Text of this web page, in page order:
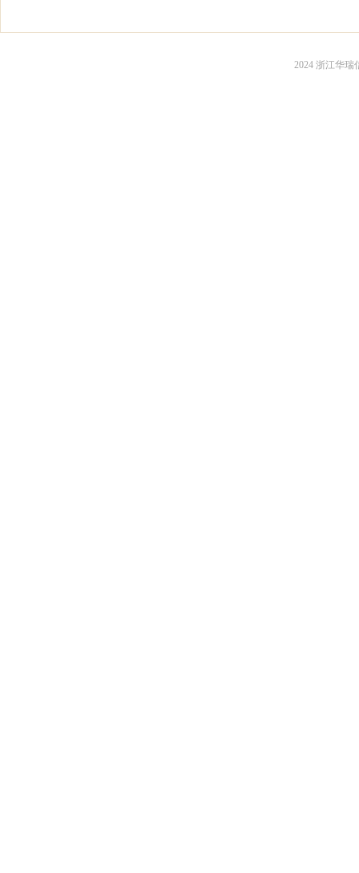
2024 浙江华瑞